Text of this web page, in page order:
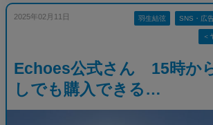
2025年02月11日 羽生結弦 SNS・広
＜
Echoes公式さん 15時か
しでも購入できる…